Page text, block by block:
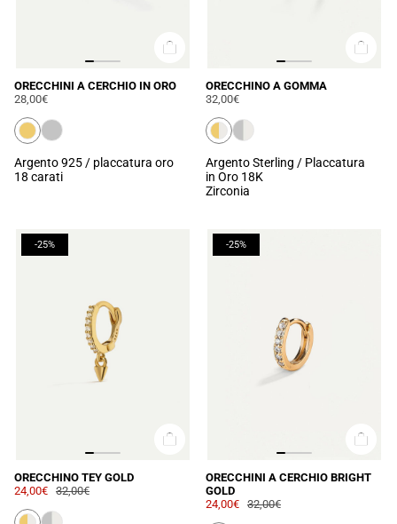
ORECCHINI A CERCHIO IN ORO
28,00€
Argento 925 / placcatura oro
18 carati
ORECCHINO A GOMMA
32,00€
Argento Sterling / Placcatura
in Oro 18K
Zirconia
-25%
ORECCHINO TEY GOLD
24,00€ 32,00€
-25%
ORECCHINI A CERCHIO BRIGHT
GOLD
24,00€ 32,00€